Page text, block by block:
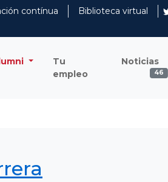
contínua
Biblioteca virtual
Tu
empleo
Noticias
46